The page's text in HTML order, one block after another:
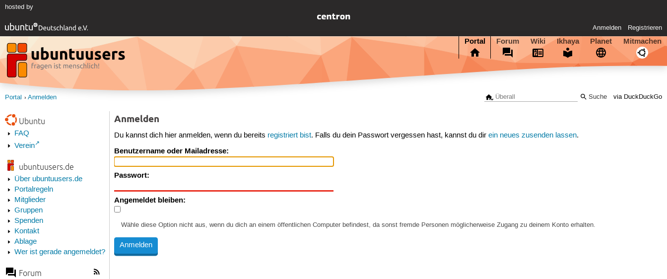
hosted by
Anmelden Registrieren
Portal Forum Wiki Ikhaya Planet Mitmachen
via DuckDuckGo
Portal Anmelden
Ubuntu
FAQ
Verein
ubuntuusers.de
Über ubuntuusers.de
Portalregeln
Mitglieder
Gruppen
Spenden
Kontakt
Ablage
Wer ist gerade angemeldet?
Forum
Anmelden
Du kannst dich hier anmelden, wenn du bereits registriert bist. Falls du dein Passwort vergessen hast, kannst du direin neues zusenden lassen.
Benutzername oder Mailadresse:
Passwort:
Angemeldet bleiben:
Wähle diese Option nicht aus, wenn du dich an einem öffentlichen Computer befindest, da sonst fremde Personen möglicherweise Zugang zu deinem Konto erhalten.